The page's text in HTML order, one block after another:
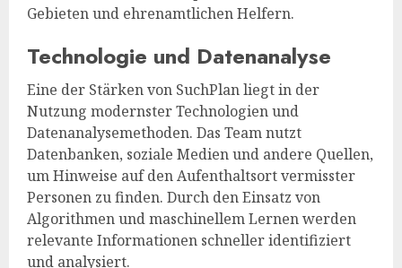
Gebieten und ehrenamtlichen Helfern.
Technologie und Datenanalyse
Eine der Stärken von SuchPlan liegt in der
Nutzung modernster Technologien und
Datenanalysemethoden. Das Team nutzt
Datenbanken, soziale Medien und andere Quellen,
um Hinweise auf den Aufenthaltsort vermisster
Personen zu finden. Durch den Einsatz von
Algorithmen und maschinellem Lernen werden
relevante Informationen schneller identifiziert
und analysiert.